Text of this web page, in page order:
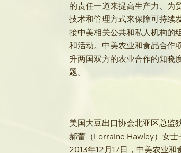
的责任一道来提高生产力、为
技术和管理方式来保障可持续
接中美相关公共和私人机构的
和活动。中美农业和食品合作
升两国双方的农业合作的知晓
题。
美国大豆出口协会北亚区总监
郝蕾（Lorraine Hawley）女士
2013年12月17日，中美农业